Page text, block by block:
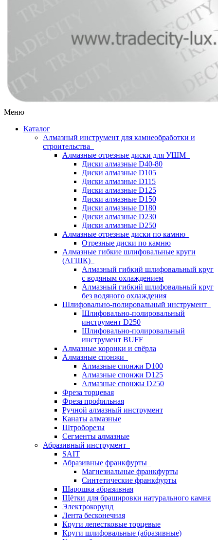
Меню
Каталог
Алмазный инструмент для камнеобработки и
строительства
Алмазные отрезные диски для УШМ
Диски алмазные D40-80
Диски алмазные D105
Диски алмазные D115
Диски алмазные D125
Диски алмазные D150
Диски алмазные D180
Диски алмазные D230
Диски алмазные D250
Алмазные отрезные диски по камню
Отрезные диски по камню
Алмазные гибкие шлифовальные круги
(АГШК)
Алмазный гибкий шлифовальный круг
с водяным охлаждением
Алмазный гибкий шлифовальный круг
без водяного охлаждения
Шлифовально-полировальный инструмент
Шлифовально-полировальный
инструмент D250
Шлифовально-полировальный
инструмент BUFF
Алмазные коронки и свёрла
Алмазные спонжи
Алмазные спонжи D100
Алмазные спонжи D125
Алмазные спонжы D250
Фреза торцевая
Фреза профильная
Ручной алмазный инструмент
Канаты алмазные
Штроборезы
Сегменты алмазные
Абразивный инструмент
SAIT
Абразивные франкфурты
Магнезиальные франкфурты
Синтетические франкфурты
Шарошка абразивная
Щётки для брашировки натурального камня
Электрокорунд
Лента бесконечная
Круги лепестковые торцевые
Круги шлифовальные (абразивные)